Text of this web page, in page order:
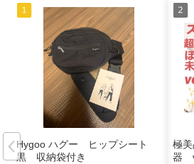
Hygoo ハグー ヒップシート
黒 収納袋付き
極
器